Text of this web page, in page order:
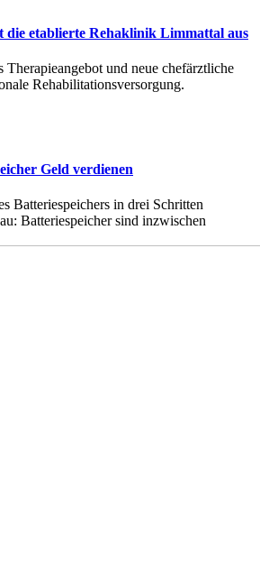
etablierte Rehaklinik Limmattal aus
Therapieangebot und neue chefärztliche
Rehabilitationsversorgung.
Geld verdienen
Batteriespeichers in drei Schritten
Batteriespeicher sind inzwischen